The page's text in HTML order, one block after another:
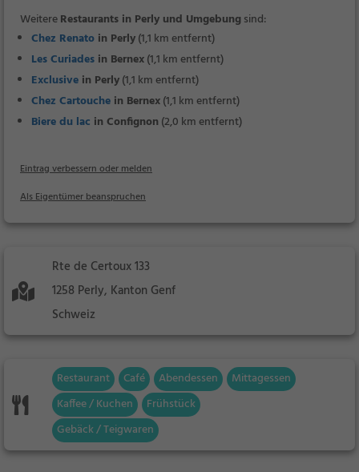
WeitereRestaurants in Perly und Umgebungsind:
Chez Renato in Perly(1,1 km entfernt)
Les Curiades in Bernex(1,1 km entfernt)
Exclusive in Perly(1,1 km entfernt)
Chez Cartouche in Bernex(1,1 km entfernt)
Biere du lac in Confignon (2,0 km entfernt)
Eintrag verbessern oder melden
Als Eigentümer beanspruchen
Rte de Certoux 133
1258 Perly, Kanton Genf
Schweiz
Restaurant Café Abendessen
Mittagessen
Kaffee / Kuchen
Frühstück
Gebäck / Teigwaren